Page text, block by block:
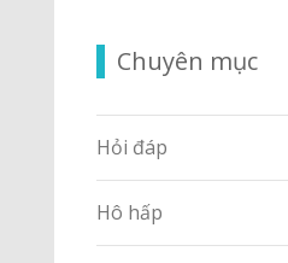
Chuyên mục
Hỏi đáp
Hô hấp